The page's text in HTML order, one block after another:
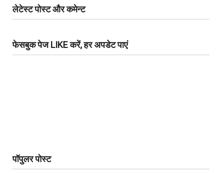
लेटेस्ट पोस्ट और कमेन्ट
फेसबुक पेज LIKE करें, हर अपडेट पाएं
पॉपुलर पोस्ट